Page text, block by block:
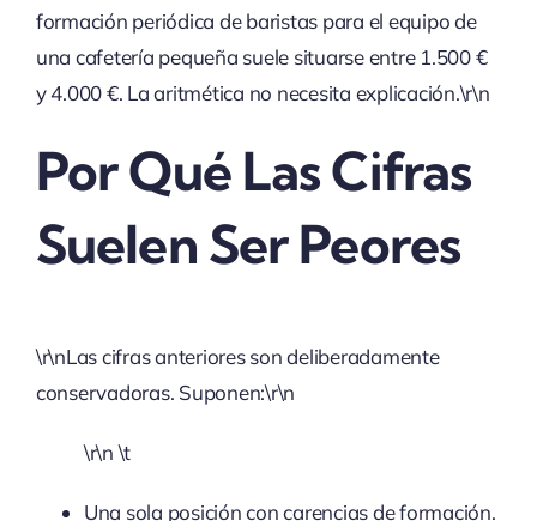
formación periódica de baristas para el equipo de
una cafetería pequeña suele situarse entre 1.500 €
y 4.000 €. La aritmética no necesita explicación.\r\n
Por Qué Las Cifras
Suelen Ser Peores
\r\nLas cifras anteriores son deliberadamente
conservadoras. Suponen:\r\n
\r\n \t
Una sola posición con carencias de formación.